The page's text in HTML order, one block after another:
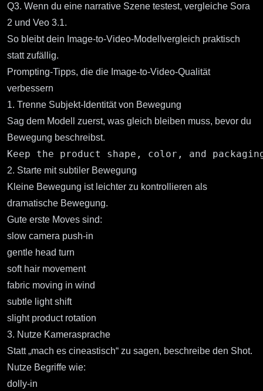
Q3. Wenn du eine narrative Szene testest, vergleiche Sora
2 und Veo 3.1.
So bleibt dein Image-to-Video-Modellvergleich praktisch
statt zufällig.
Prompting-Tipps, die die Image-to-Video-Qualität
verbessern
1. Trenne Subjekt-Identität von Bewegung
Sag dem Modell zuerst, was gleich bleiben muss, bevor du
Bewegung beschreibst.
2. Starte mit subtiler Bewegung
Kleine Bewegung ist leichter zu kontrollieren als
dramatische Bewegung.
Gute erste Moves sind:
slow camera push-in
gentle head turn
soft hair movement
fabric moving in wind
subtle light shift
slight product rotation
3. Nutze Kamerasprache
Statt „mach es cineastisch“ zu sagen, beschreibe den Shot.
Nutze Begriffe wie:
dolly-in